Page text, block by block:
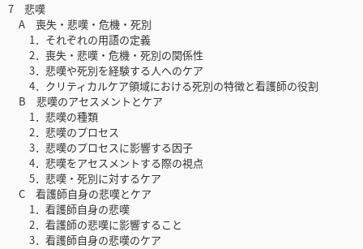
7 悲嘆
A 喪失・悲嘆・危機・死別
1．それぞれの用語の定義
2．喪失・悲嘆・危機・死別の関係性
3．悲嘆や死別を経験する人へのケア
4．クリティカルケア領域における死別の特徴と看護師の役割
B 悲嘆のアセスメントとケア
1．悲嘆の種類
2．悲嘆のプロセス
3．悲嘆のプロセスに影響する因子
4．悲嘆をアセスメントする際の視点
5．悲嘆・死別に対するケア
C 看護師自身の悲嘆とケア
1．看護師自身の悲嘆
2．看護師の悲嘆に影響すること
3．看護師自身の悲嘆のケア